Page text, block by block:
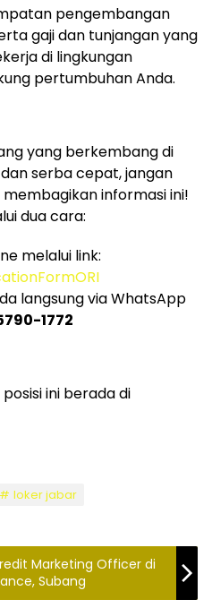
pengembangan
gaji dan tunjangan yang
di lingkungan
pertumbuhan Anda.
yang berkembang di
serba cepat, jangan
informasi ini!
dua cara:
melalui link:
langsung via WhatsApp
1772
ini berada di
loker jabar
Marketing Officer di
Subang